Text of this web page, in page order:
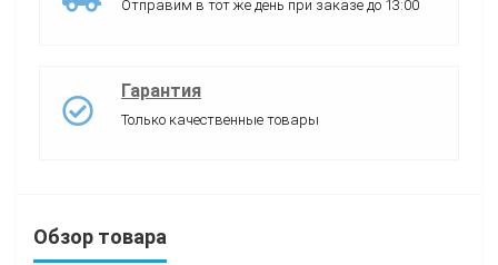
Отправим в тот же день при заказе до 13:00
Гарантия
Только качественные товары
Обзор товара